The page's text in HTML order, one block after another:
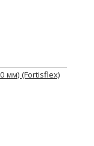
мм) (Fortisflex)